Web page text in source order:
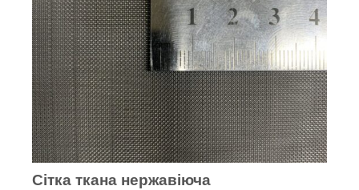
Сітка ткана нержавіюча